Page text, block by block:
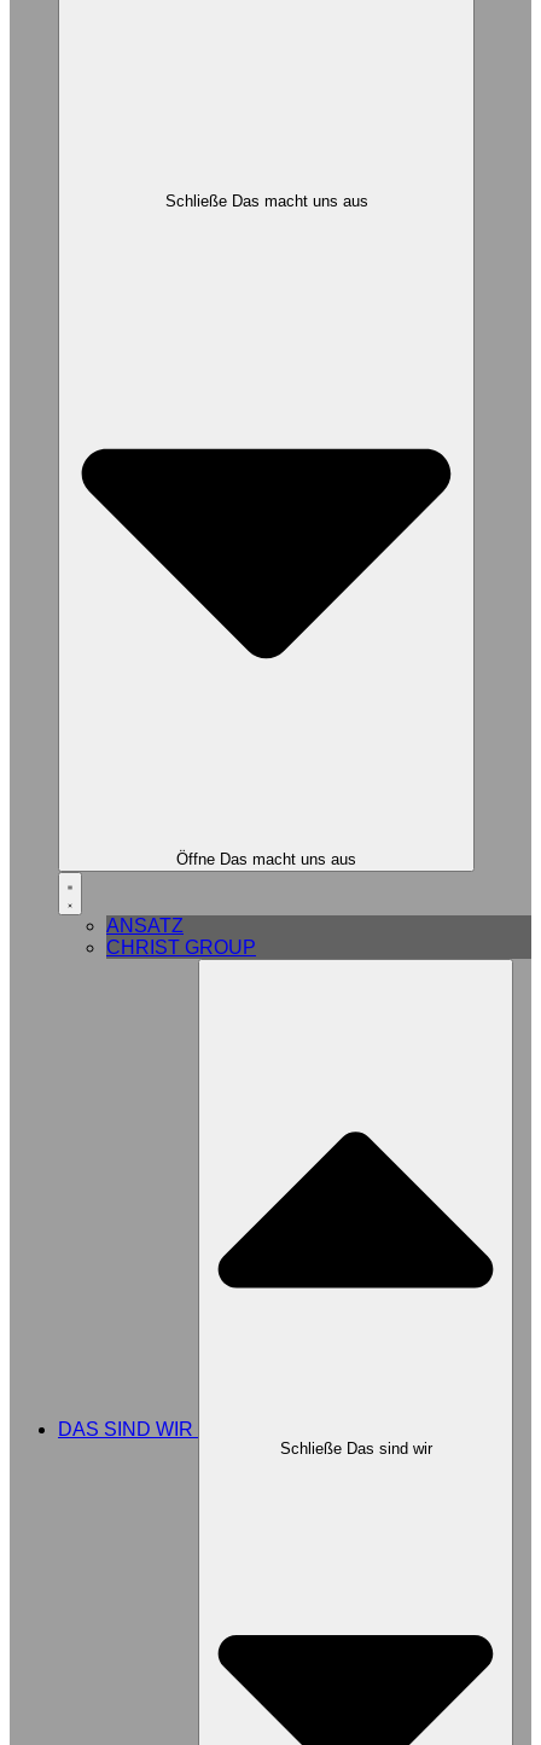
Schließe Das macht uns aus
Öffne Das macht uns aus
ANSATZ
CHRIST GROUP
DAS SIND WIR
Schließe Das sind wir